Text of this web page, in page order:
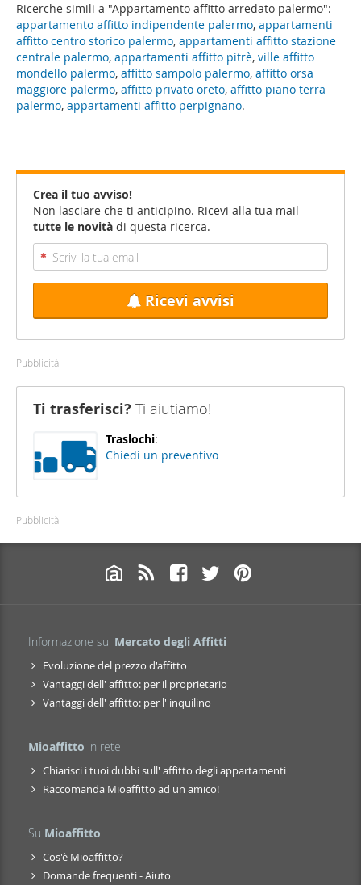
Ricerche simili a "Appartamento affitto arredato palermo":
appartamento affitto indipendente palermo, appartamenti
affitto centro storico palermo, appartamenti affitto stazione
centrale palermo, appartamenti affitto pitrè, ville affitto
mondello palermo, affitto sampolo palermo, affitto orsa
maggiore palermo, affitto privato oreto, affitto piano terra
palermo, appartamenti affitto perpignano.
Crea il tuo avviso!
Non lasciare che ti anticipino. Ricevi alla tua mail
tutte le novità di questa ricerca.
Ricevi avvisi
Pubblicità
Ti trasferisci? Ti aiutiamo!
Traslochi:
Chiedi un preventivo
Pubblicità
Informazione sul Mercato degli Affitti
Evoluzione del prezzo d'affitto
Vantaggi dell' affitto: per il proprietario
Vantaggi dell' affitto: per l' inquilino
Mioaffitto in rete
Chiarisci i tuoi dubbi sull' affitto degli appartamenti
Raccomanda Mioaffitto ad un amico!
Su Mioaffitto
Cos'è Mioaffitto?
Domande frequenti - Aiuto